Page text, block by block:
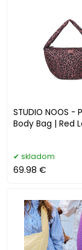
STUDIO NOOS -
Body Bag | Red
skladom
69.98 €